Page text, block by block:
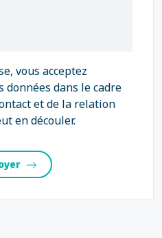
vous acceptez
données dans le cadre
et de la relation
en découler.